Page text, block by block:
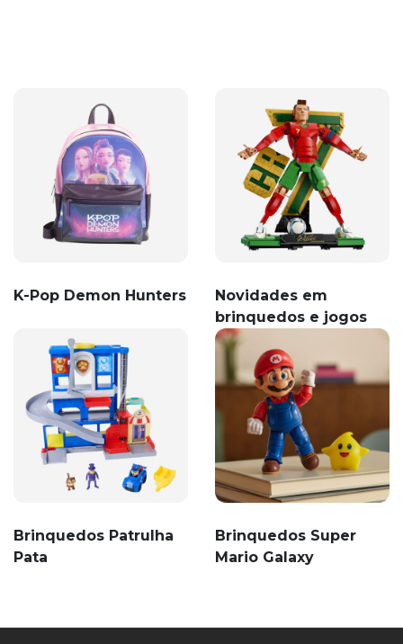
K-Pop Demon Hunters
Novidades em
brinquedos e jogos
Brinquedos Patrulha
Pata
Brinquedos Super
Mario Galaxy